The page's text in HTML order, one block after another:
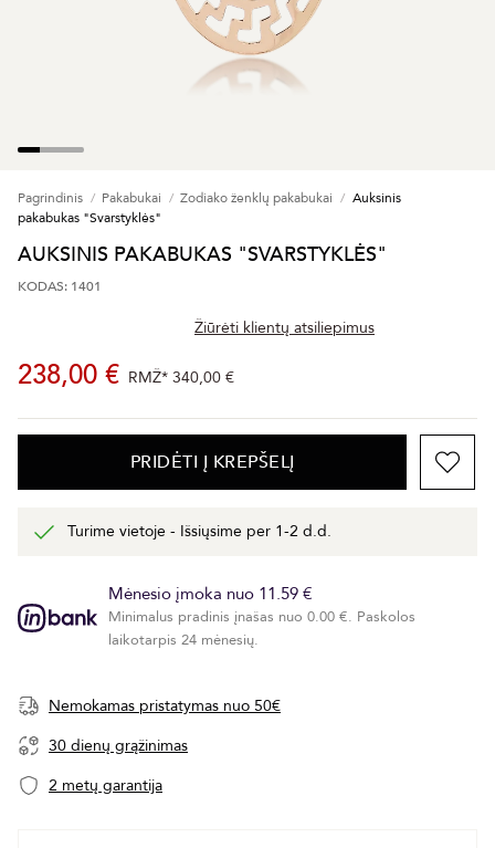
Pagrindinis Pakabukai Zodiako ženklų pakabukai
Auksinis
pakabukas "Svarstyklės"
AUKSINIS PAKABUKAS "SVARSTYKLĖS"
KODAS: 1401
Žiūrėti klientų atsiliepimus
238,00 € RMŽ* 340,00 €
PRIDĖTI Į KREPŠELĮ
Turime vietoje - Išsiųsime per 1-2 d.d.
Mėnesio įmoka nuo 11.59 €
Minimalus pradinis įnašas nuo 0.00 €. Paskolos
laikotarpis 24 mėnesių.
Nemokamas pristatymas nuo 50€
30 dienų grąžinimas
2 metų garantija